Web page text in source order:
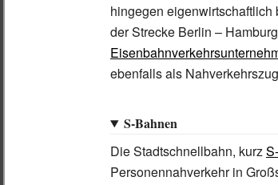
hingegen
der Strecke Berlin –
ebenfalls als
S-Bahnen
Die Stadtschnellbahn, kurz
Personennahverkehr in